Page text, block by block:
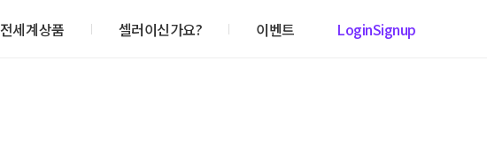
전세계상품 셀러이신가요? 이벤트 LoginSignup